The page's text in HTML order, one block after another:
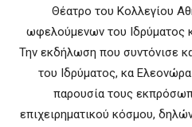
Θέατρο του Κολλεγίου
ωφελούμενων του Ιδρύματος
Την εκδήλωση που συντόνισε
του Ιδρύματος, κα
παρουσία τους
επιχειρηματικού κόσμου,